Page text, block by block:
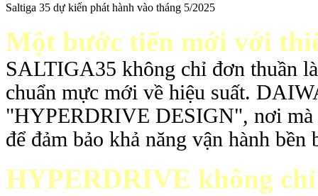
Saltiga 35 dự kiến phát hành vào tháng 5/2025
Một bước tiến mới với
SALTIGA35 không chỉ đơn thuần
chuẩn mực mới về hiệu suất.
"HYPERDRIVE DESIGN", nơi mà
để đảm bảo khả năng vận hành
HYPERDRIVE không